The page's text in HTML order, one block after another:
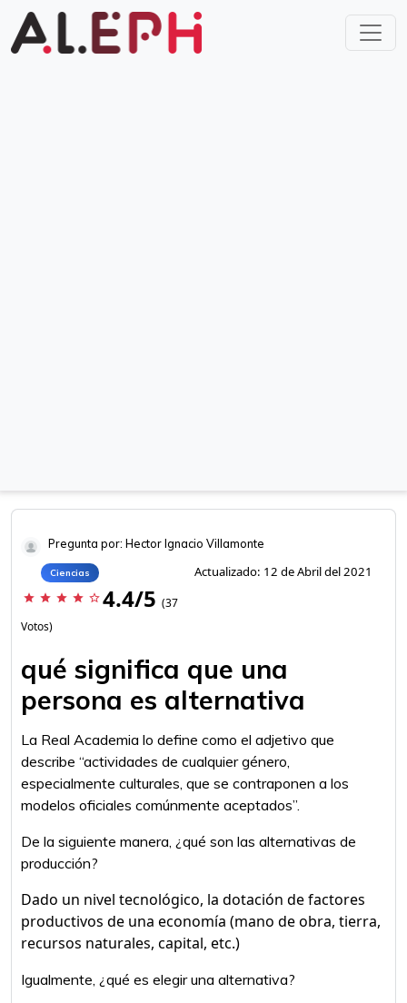
Pregunta por: Hector Ignacio Villamonte
Ciencias Actualizado: 12 de Abril del 2021
star star star star star_border 4.4/5 (37
Votos)
qué significa que una
persona es alternativa
La Real Academia lo define como el adjetivo que
describe “actividades de cualquier género,
especialmente culturales, que se contraponen a los
modelos oficiales comúnmente aceptados”.
De la siguiente manera, ¿qué son las alternativas de
producción?
Dado un nivel tecnológico, la dotación de factores
productivos de una economía (mano de obra, tierra,
recursos naturales, capital, etc.)
Igualmente, ¿qué es elegir una alternativa?